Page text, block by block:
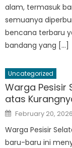
alam, termasuk
semuanya
bencana terbaru
bandang yang […]
Uncategorized
Warga Pesisir
atas
Posted
on
February 20, 2026
Warga Pesisir
baru-baru ini